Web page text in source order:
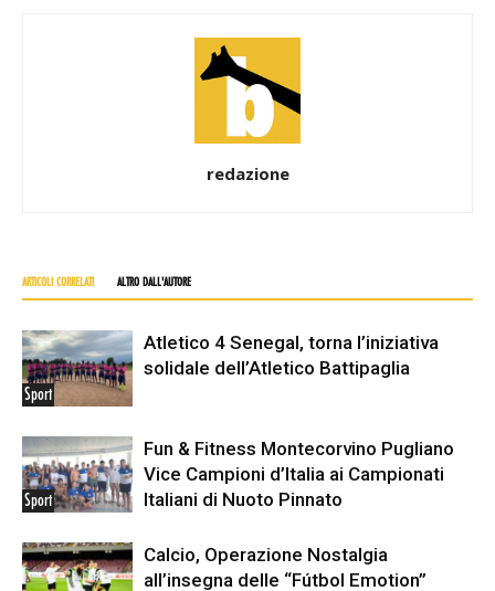
redazione
ARTICOLI CORRELATI ALTRO DALL'AUTORE
Sport
Atletico 4 Senegal, torna l’iniziativa
solidale dell’Atletico Battipaglia
Sport
Fun & Fitness Montecorvino Pugliano
Vice Campioni d’Italia ai Campionati
Italiani di Nuoto Pinnato
Calcio, Operazione Nostalgia
all’insegna delle “Fútbol Emotion”